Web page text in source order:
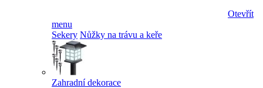
Otevřít
menu
Sekery Nůžky na trávu a keře
Zahradní dekorace